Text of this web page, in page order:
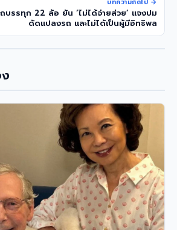
บทความถัดไป →
ถบรรทุก 22 ล้อ ยัน ‘ไม่ได้จ่ายส่วย’ แจงปม
ดัดแปลงรถ และไม่ได้เป็นผู้มีอิทธิพล